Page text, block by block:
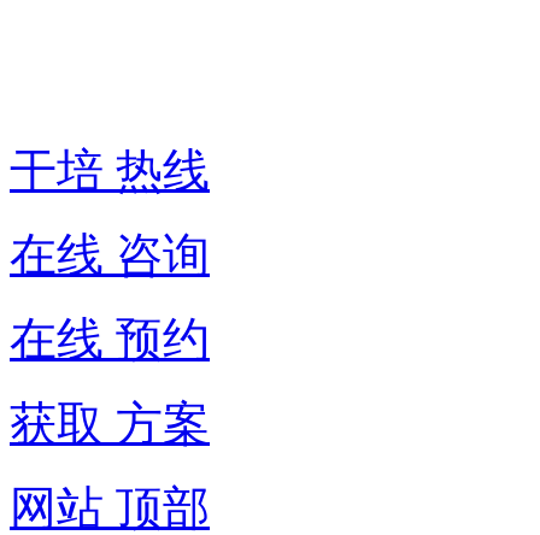
干培 热线
在线 咨询
在线 预约
获取 方案
网站 顶部